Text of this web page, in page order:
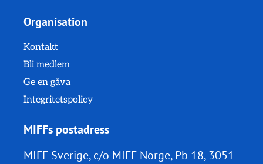
Organisation
Kontakt
Bli medlem
Ge en gåva
Integritetspolicy
MIFFs postadress
MIFF Sverige, c/o MIFF Norge, Pb 18, 3051